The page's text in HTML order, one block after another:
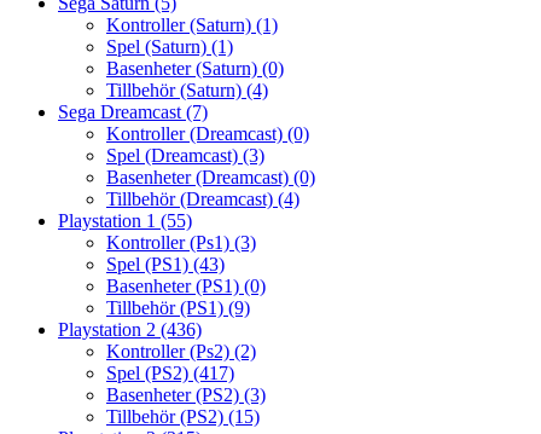
Kontroller (Saturn) (1)
Spel (Saturn) (1)
Basenheter (Saturn) (0)
Tillbehör (Saturn) (4)
Sega Dreamcast (7)
Kontroller (Dreamcast) (0)
Spel (Dreamcast) (3)
Basenheter (Dreamcast) (0)
Tillbehör (Dreamcast) (4)
Playstation 1 (55)
Kontroller (Ps1) (3)
Spel (PS1) (43)
Basenheter (PS1) (0)
Tillbehör (PS1) (9)
Playstation 2 (436)
Kontroller (Ps2) (2)
Spel (PS2) (417)
Basenheter (PS2) (3)
Tillbehör (PS2) (15)